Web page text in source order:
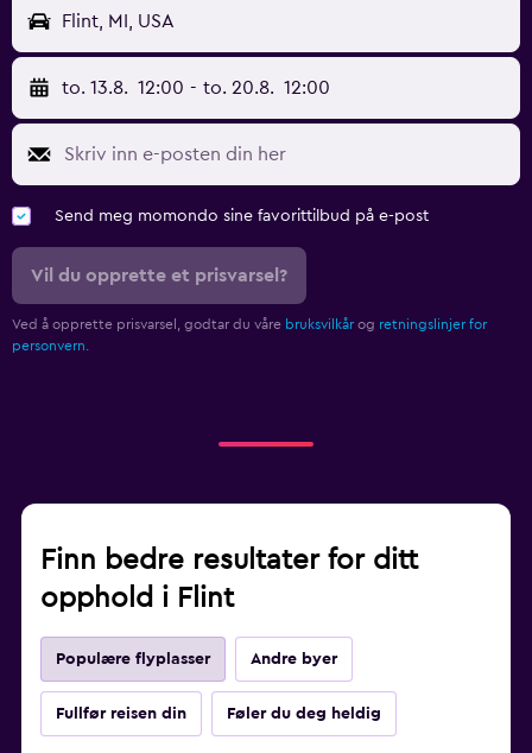
Flint, MI, USA
to. 13.8. 12:00 - to. 20.8. 12:00
Send meg momondo sine favorittilbud på e-post
Vil du opprette et prisvarsel?
Ved å opprette prisvarsel, godtar du våre bruksvilkår og retningslinjer for
personvern.
Finn bedre resultater for ditt
opphold i Flint
Populære flyplasser Andre byer
Fullfør reisen din Føler du deg heldig